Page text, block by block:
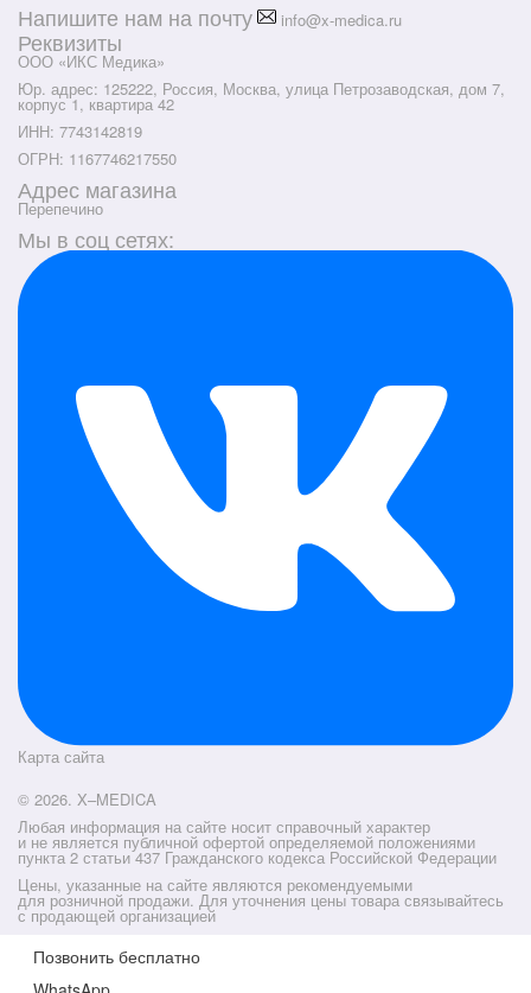
Напишите нам на почту info@x-medica.ru
Реквизиты
ООО «ИКС Медика»
Юр. адрес: 125222, Россия, Москва, улица Петрозаводская, дом 7,
корпус 1, квартира 42
ИНН: 7743142819
ОГРН: 1167746217550
Адрес магазина
Перепечино
Мы в соц сетях:
Карта сайта
© 2026. X–MEDICA
Любая информация на сайте носит справочный характер
и не является публичной офертой определяемой положениями
пункта 2 статьи 437 Гражданского кодекса Российской Федерации
Цены, указанные на сайте являются рекомендуемыми
для розничной продажи. Для уточнения цены товара связывайтесь
с продающей организацией
Позвонить бесплатно